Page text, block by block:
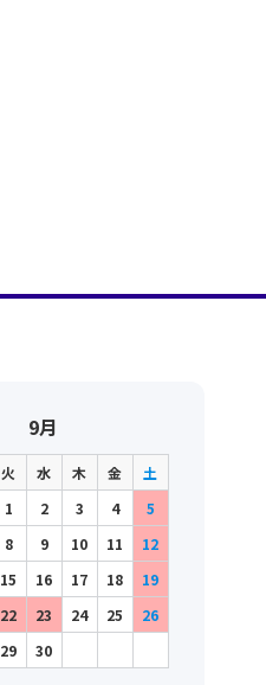
9月
火 水 木 金
土
1
2 3 4
5
8 9 10 11
12
15 16 17 18
19
22 23 24 25
26
29 30